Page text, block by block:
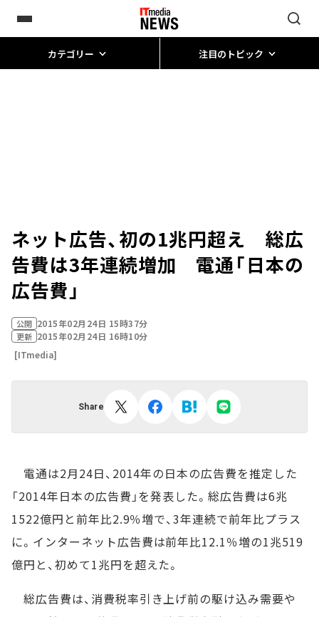
カテゴリー 注目のトピック
ネット広告、初の1兆円超え 総広
告費は3年連続増加 電通「日本の
広告費」
公開 2015年02月24日 15時37分
更新 2015年02月24日 16時10分
[ITmedia]
Share
電通は2月24日、2014年の日本の広告費を推定した
「2014年日本の広告費」を発表した。総広告費は6兆
1522億円と前年比2.9％増で、3年連続で前年比プラス
に。インターネット広告費は前年比12.1％増の1兆519
億円と、初めて1兆円を超えた。
総広告費は、消費税率引き上げ前の駆け込み需要や